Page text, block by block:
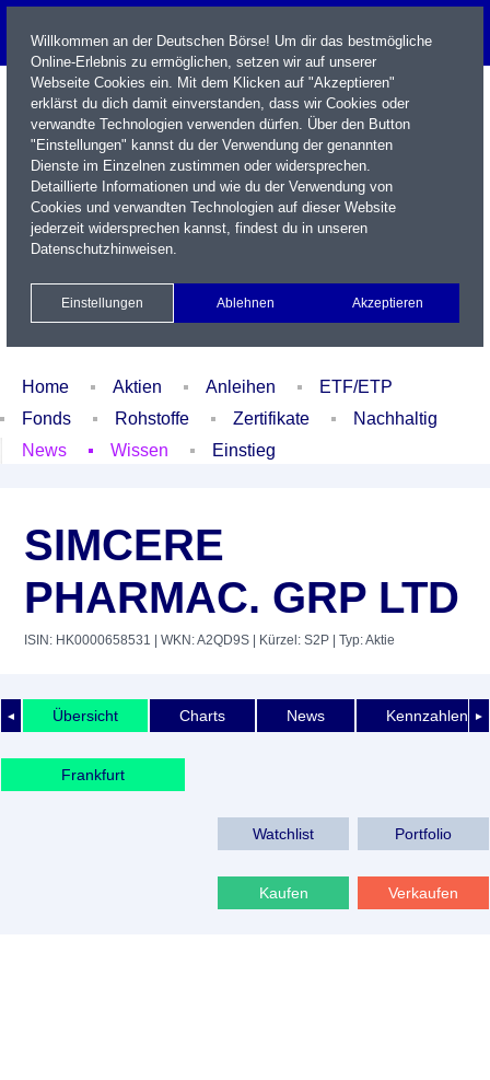
Name / WKN / ISIN / Kürzel
Xetra Realtime
Watchlist Portfolio Login
Home Aktien Anleihen
ETF/ETP
Fonds
Rohstoffe Zertifikate
Nachhaltig
News
Wissen Einstieg
SIMCERE
PHARMAC. GRP LTD
ISIN: HK0000658531 | WKN: A2QD9S | Kürzel: S2P | Typ: Aktie
◄ ►
Übersicht Charts News Kennzahlen
Frankfurt
Watchlist Portfolio
Kaufen Verkaufen
Willkommen an der Deutschen Börse! Um dir das bestmögliche
Online-Erlebnis zu ermöglichen, setzen wir auf unserer
Webseite Cookies ein. Mit dem Klicken auf "Akzeptieren"
erklärst du dich damit einverstanden, dass wir Cookies oder
verwandte Technologien verwenden dürfen. Über den Button
"Einstellungen" kannst du der Verwendung der genannten
Dienste im Einzelnen zustimmen oder widersprechen.
Detaillierte Informationen und wie du der Verwendung von
Cookies und verwandten Technologien auf dieser Website
jederzeit widersprechen kannst, findest du in unseren
Datenschutzhinweisen.
Einstellungen Ablehnen Akzeptieren